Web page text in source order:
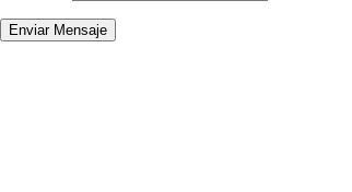
Enviar Mensaje